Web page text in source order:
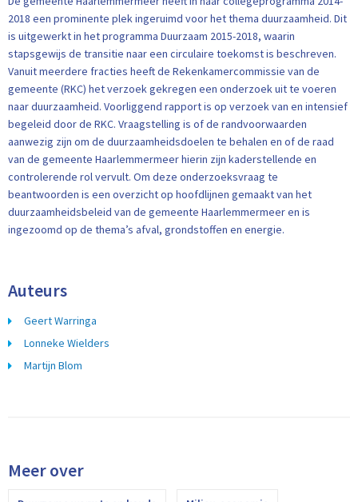
2018 een prominente plek ingeruimd voor het thema duurzaamheid. Dit
is uitgewerkt in het programma Duurzaam 2015-2018, waarin
stapsgewijs de transitie naar een circulaire toekomst is beschreven.
Vanuit meerdere fracties heeft de Rekenkamercommissie van de
gemeente (RKC) het verzoek gekregen een onderzoek uit te voeren
naar duurzaamheid. Voorliggend rapport is op verzoek van en intensief
begeleid door de RKC. Vraagstelling is of de randvoorwaarden
aanwezig zijn om de duurzaamheidsdoelen te behalen en of de raad
van de gemeente Haarlemmermeer hierin zijn kaderstellende en
controlerende rol vervult. Om deze onderzoeksvraag te
beantwoorden is een overzicht op hoofdlijnen gemaakt van het
duurzaamheidsbeleid van de gemeente Haarlemmermeer en is
ingezoomd op de thema’s afval, grondstoffen en energie.
Auteurs
Geert Warringa
Lonneke Wielders
Martijn Blom
Meer over